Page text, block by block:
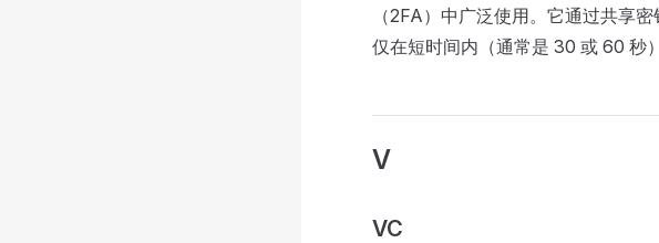
（2FA）中广泛使用。它通过共享
仅在短时间内（通常是 30 或 60 秒
V
VC